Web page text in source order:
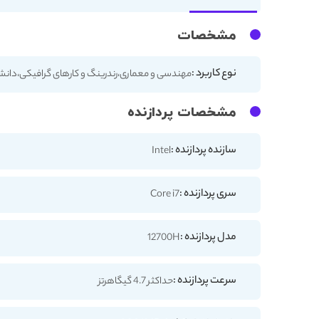
مشخصات
نوع کاربرد :مهندسی و معماری،رندرینگ و کارهای
مشخصات پردازنده
سازنده پردازنده :Intel
سری پردازنده :Core i7
مدل پردازنده :12700H
سرعت پردازنده :حداکثر 4.7 گیگاهرتز